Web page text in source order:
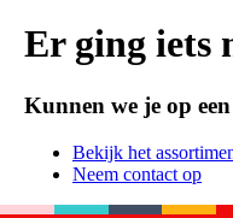
Er ging iets
Kunnen we je op
Bekijk het
Neem contact op